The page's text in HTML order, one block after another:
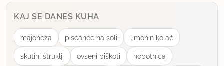
KAJ SE DANES KUHA
majoneza piscanec na soli limonin kolać
skutini štruklji ovseni piškoti hobotnica